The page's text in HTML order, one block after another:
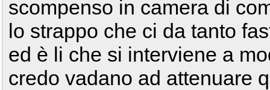
scompenso in camera di
lo strappo che ci da tanto
ed è li che si interviene a
credo vadano ad attenuare